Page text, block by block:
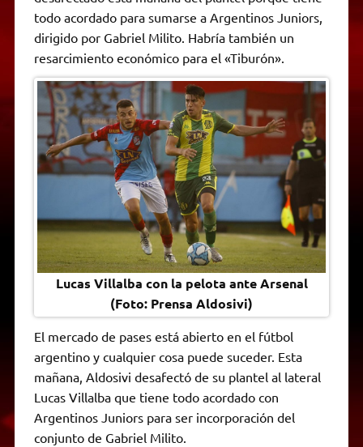
A
p
p
a
m
e
r
o
o
k
g
e
n
k
r
i
n
d
l
y
todo acordado para sumarse a Argentinos Juniors,
dirigido por Gabriel Milito. Habría también un
resarcimiento económico para el «Tiburón».
Lucas Villalba con la pelota ante Arsenal
(Foto: Prensa Aldosivi)
El mercado de pases está abierto en el fútbol
argentino y cualquier cosa puede suceder. Esta
mañana, Aldosivi desafectó de su plantel al lateral
Lucas Villalba que tiene todo acordado con
Argentinos Juniors para ser incorporación del
conjunto de Gabriel Milito.